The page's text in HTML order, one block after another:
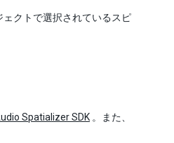
クトで選択されているスピ
Spatializer SDK 。また、